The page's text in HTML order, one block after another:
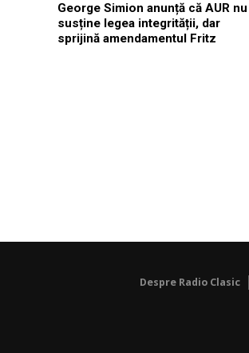
George Simion anunță că AUR nu
susține legea integrității, dar
sprijină amendamentul Fritz
Despre Radio Clasic